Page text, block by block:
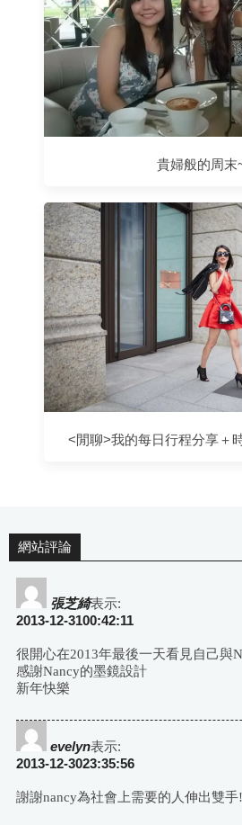
貴婦般的周末
<閒聊>我的每日行程分享＋
網站評論
張芝綺表示:
2013-12-3100:42:11
很開心在2013年最後一天看見自己與
感謝Nancy的墨鏡設計
新年快樂
evelyn表示:
2013-12-3023:35:56
謝謝nancy為社會上需要的人伸出雙